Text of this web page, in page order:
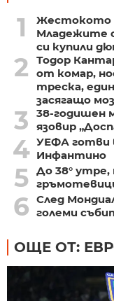
1
Жестокото
Младежите
си купили
2
Тодор
от комар,
треска,
засягащо
3
38-годишен
язовир
4 УЕФА готви
Инфантино
5 До 38°
6 След
големи
ОЩЕ ОТ: